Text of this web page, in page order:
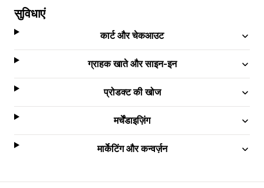
सुविधाएं
कार्ट और चेकआउट
ग्राहक खाते और साइन-इन
प्रोडक्ट की खोज
मर्चेंडाइज़िंग
मार्केटिंग और कन्वर्ज़न